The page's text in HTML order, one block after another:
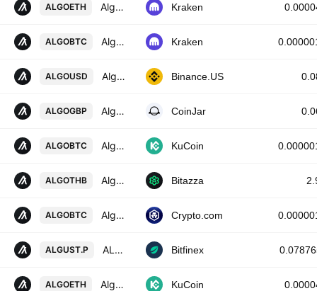
ALGOETH Algorand / Ethereum Kraken
ALGOBTC Algorand / Bitcoin Kraken
ALGOUSD Algorand / USD Binance.US
ALGOGBP Algorand / British Pound CoinJar
ALGOBTC Algorand / Bitcoin KuCoin
ALGOTHB Algorand / Thai Baht Bitazza
ALGOBTC Algorand / Bitcoin Crypto.com
ALGUST.P ALGF0 / USTF0 Bitfinex
ALGOETH Algorand / Ethereum KuCoin